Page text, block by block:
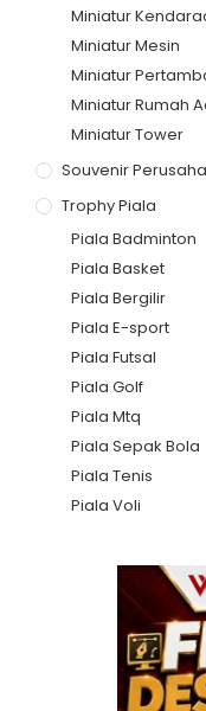
Miniatur
Miniatur Mesin
Miniatur
Miniatur Rumah
Miniatur Tower
Souvenir
Trophy Piala
Piala Badminton
Piala Basket
Piala Bergilir
Piala E-sport
Piala Futsal
Piala Golf
Piala Mtq
Piala Sepak Bola
Piala Tenis
Piala Voli